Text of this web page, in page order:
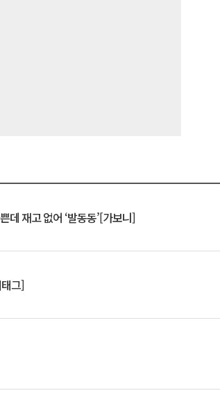
데 재고 없어 ‘발동동’[가보니]
그]